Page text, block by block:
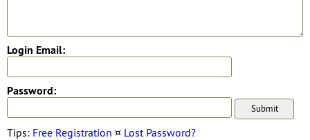
Login Email:
Password:
Tips: Free Registration ¤ Lost Password?